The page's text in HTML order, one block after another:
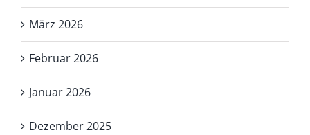
März 2026
Februar 2026
Januar 2026
Dezember 2025